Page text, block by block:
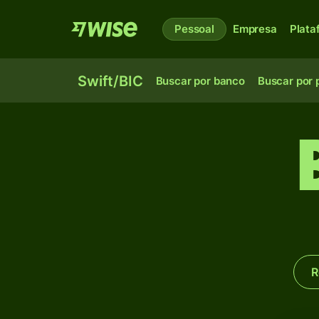
Pessoal Empresa
Swift/BIC Buscar por banco Buscar por